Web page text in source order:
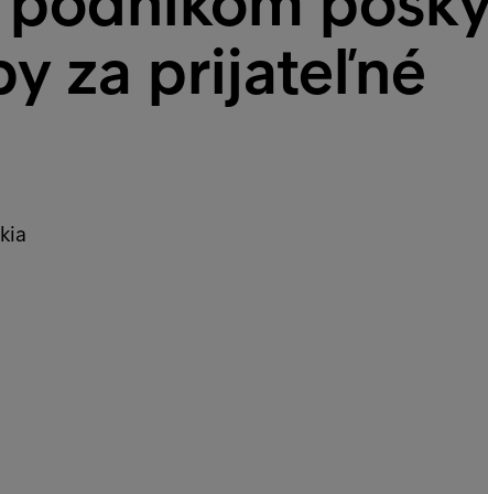
za prijateľné